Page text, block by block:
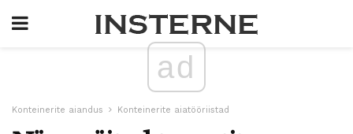
ad
Konteinerite aiandus Konteinerite aiatööriistad